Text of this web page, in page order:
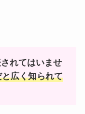
れてはいませ
広く知られて